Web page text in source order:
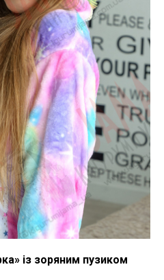
із зоряним пузиком